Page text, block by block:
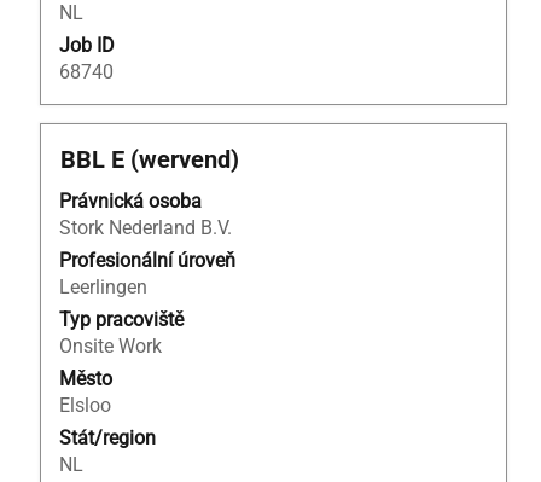
NL
Job ID
68740
Titul
BBL E (wervend)
Právnická osoba
Stork Nederland B.V.
Profesionální úroveň
Leerlingen
Typ pracoviště
Onsite Work
Město
Elsloo
Stát/region
NL
Vyberte
mezerníkem
zobrazení
veškerých
informací
o
profesi.